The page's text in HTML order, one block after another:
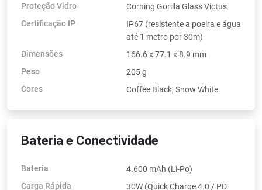
Proteção Vidro
Corning Gorilla Glass Victus
Certificação IP
IP67 (resistente a poeira e água
até 1 metro por 30m)
Dimensões
166.6 x 77.1 x 8.9 mm
Peso
205 g
Cores
Coffee Black, Snow White
Bateria e Conectividade
Bateria
4.600 mAh (Li-Po)
Carga Rápida
30W (Quick Charge 4.0 / PD